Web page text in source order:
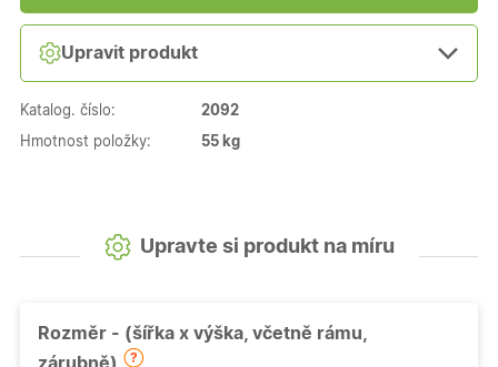
Upravit produkt
Katalog. číslo: 2092
Hmotnost položky: 55 kg
Upravte si produkt na míru
Rozměr - (šířka x výška, včetně rámu,